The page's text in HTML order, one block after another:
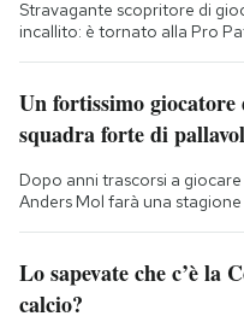
Stravagante scopritore di
incallito: è tornato alla Pro
Un fortissimo
squadra forte di
Dopo anni trascorsi a
Anders Mol farà una
Lo sapevate che c’è la
calcio?